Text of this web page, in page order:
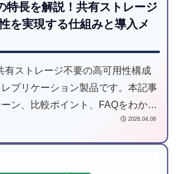
特長を解説！共有ストレージ
を実現する仕組みと導入メ
有ストレージ不要の高可用性構成
プリケーション製品です。本記事
ン、比較ポイント、FAQをわかり
2026.04.06